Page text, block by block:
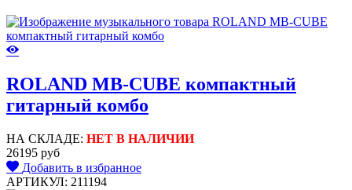
ROLAND MB-CUBE компактный
гитарный комбо
НА СКЛАДЕ: НЕТ В НАЛИЧИИ
26195 руб
Добавить в избранное
АРТИКУЛ: 211194